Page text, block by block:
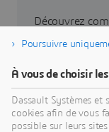
Découvrez
vous aider à
innovations
Découvrir
Poursuivre
À vous de choisir
Dassault Systèmes et
cookies afin de vous
possible sur leurs